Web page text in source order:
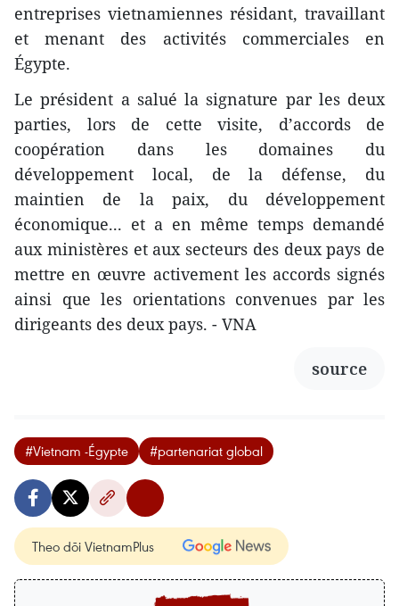
entreprises vietnamiennes résidant, travaillant
et menant des activités commerciales en
Égypte.
Le président a salué la signature par les deux
parties, lors de cette visite, d’accords de
coopération dans les domaines du
développement local, de la défense, du
maintien de la paix, du développement
économique... et a en même temps demandé
aux ministères et aux secteurs des deux pays de
mettre en œuvre activement les accords signés
ainsi que les orientations convenues par les
dirigeants des deux pays. - VNA
source
#Vietnam -Égypte #partenariat global
Theo dõi VietnamPlus